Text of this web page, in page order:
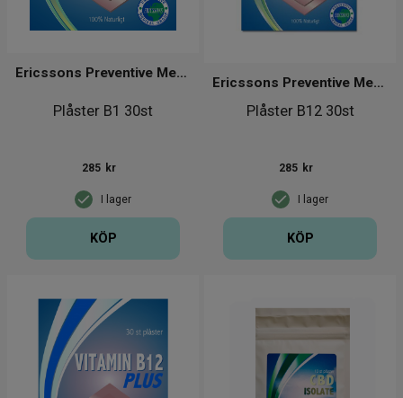
Plåster B1 30st
Ericssons Preventive Medical Group
I lager
285 kr
KÖP
Plåster B12 30st
Ericssons Preventive Medical Group
I lager
285 kr
KÖP